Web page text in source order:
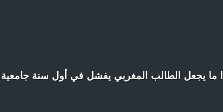
ما يجعل الطالب المغربي يفشل في أول سنة